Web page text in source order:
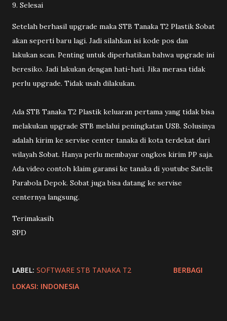
9. Selesai
Setelah berhasil upgrade maka STB Tanaka T2 Plastik Sobat
akan seperti baru lagi. Jadi silahkan isi kode pos dan
lakukan scan. Penting untuk diperhatikan bahwa upgrade ini
beresiko. Jadi lakukan dengan hati-hati. Jika merasa tidak
perlu upgrade. Tidak usah dilakukan.
Ada STB Tanaka T2 Plastik keluaran pertama yang tidak bisa
melakukan upgrade STB melalui peningkatan USB. Solusinya
adalah kirim ke servise center tanaka di kota terdekat dari
wilayah Sobat. Hanya perlu membayar ongkos kirim PP saja.
Ada video contoh klaim garansi ke tanaka di youtube Satelit
Parabola Depok. Sobat juga bisa datang ke servise
centernya langsung.
Terimakasih
SPD
LABEL: SOFTWARE STB TANAKA T2
LOKASI: INDONESIA
BERBAGI